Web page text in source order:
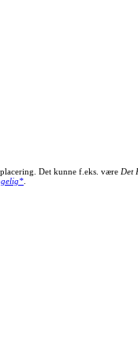
Det kunne f.eks. være Det
.